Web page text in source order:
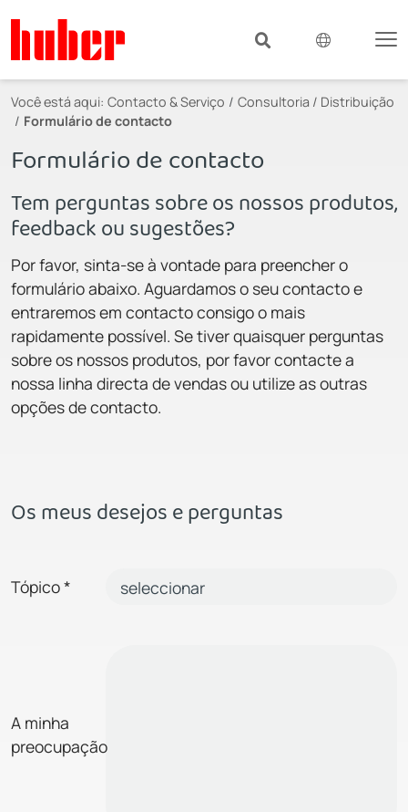
Você está aqui: Contacto & Serviço
Consultoria / Distribuição
Formulário de contacto
Formulário de contacto
Tem perguntas sobre os nossos produtos,
feedback ou sugestões?
Por favor, sinta-se à vontade para preencher o
formulário abaixo. Aguardamos o seu contacto e
entraremos em contacto consigo o mais
rapidamente possível. Se tiver quaisquer perguntas
sobre os nossos produtos, por favor contacte a
nossa linha directa de vendas ou utilize as outras
opções de contacto.
Os meus desejos e perguntas
Tópico*
A minha
preocupação